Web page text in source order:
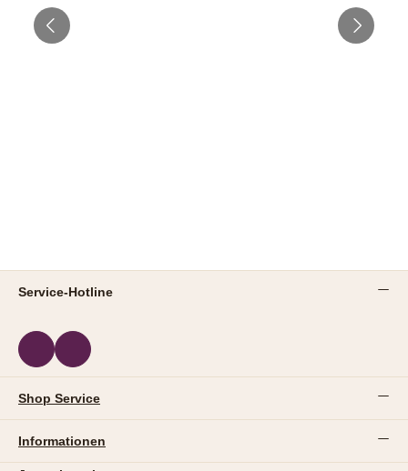
Service-Hotline
Shop Service
Informationen